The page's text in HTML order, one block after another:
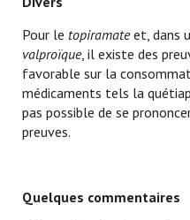
Pour le topiramateet, dans
valproïque, il existe des
favorable sur la
médicaments tels la
pas possible de se
preuves.
Quelques commentaires